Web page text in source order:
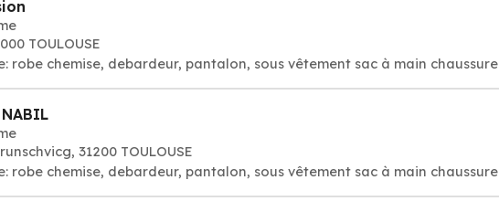
TOULOUSE
robe chemise, debardeur, pantalon, sous vêtement sac à main chaussure
NABIL
31200 TOULOUSE
robe chemise, debardeur, pantalon, sous vêtement sac à main chaussure